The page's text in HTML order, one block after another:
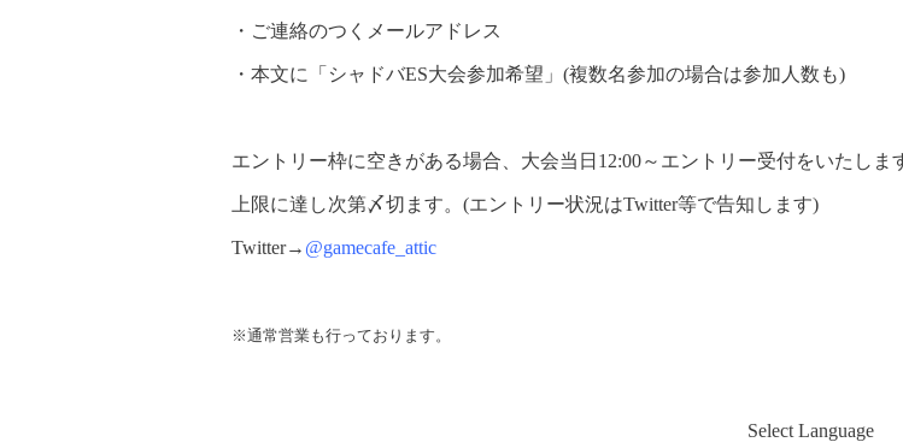
・ご連絡のつくメールアドレス
・本文に「シャドバES大会参加希望」(複数名参加の場合は参加人数も)
エントリー枠に空きがある場合、大会当日12:00～エントリー受付をいたしま
上限に達し次第〆切ます。(エントリー状況はTwitter等で告知します)
Twitter→ @gamecafe_attic
※通常営業も行っております。
Select Language